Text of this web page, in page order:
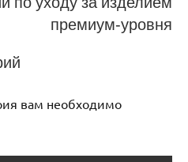
премиум‑уровня
вам необходимо